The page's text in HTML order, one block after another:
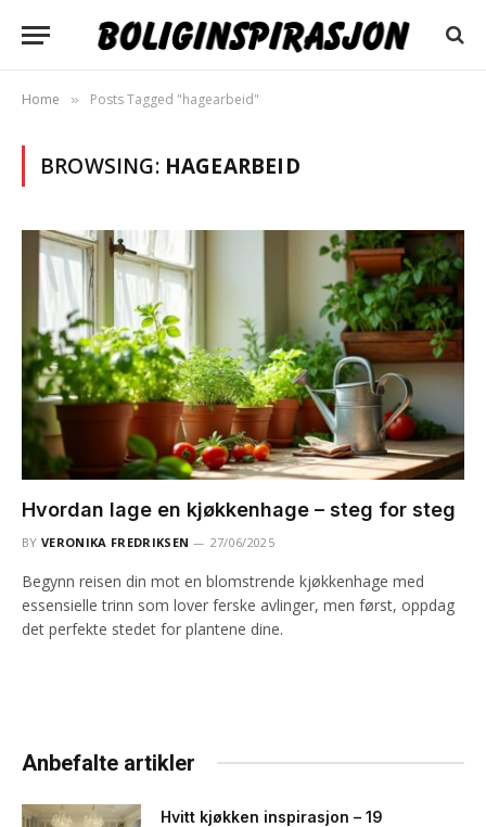
Home » Posts Tagged "hagearbeid"
BROWSING: HAGEARBEID
Hvordan lage en kjøkkenhage – steg for steg
BY VERONIKA FREDRIKSEN 27/06/2025
Begynn reisen din mot en blomstrende kjøkkenhage med
essensielle trinn som lover ferske avlinger, men først, oppdag
det perfekte stedet for plantene dine.
Anbefalte artikler
Hvitt kjøkken inspirasjon – 19